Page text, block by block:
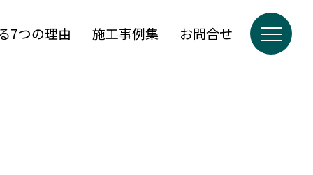
7つの理由 施工事例集 お問合せ